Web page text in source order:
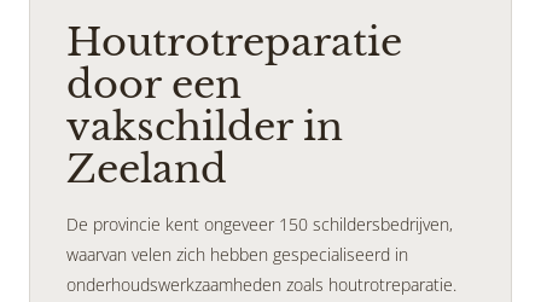
Houtrotreparatie
door een
vakschilder in
Zeeland
De provincie kent ongeveer 150 schildersbedrijven,
waarvan velen zich hebben gespecialiseerd in
onderhoudswerkzaamheden zoals houtrotreparatie.